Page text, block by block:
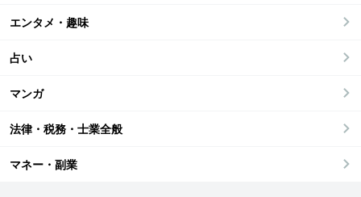
エンタメ・趣味
占い
マンガ
法律・税務・士業全般
マネー・副業